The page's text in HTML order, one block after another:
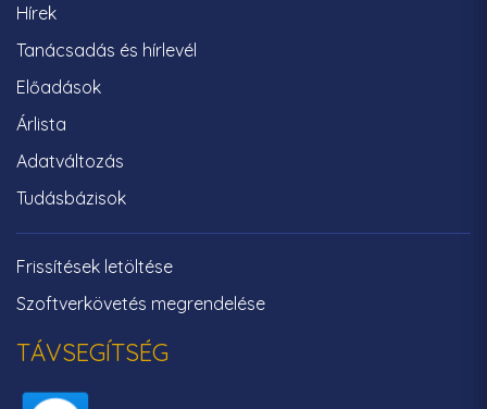
Hírek
Tanácsadás és hírlevél
Előadások
Árlista
Adatváltozás
Tudásbázisok
Frissítések letöltése
Szoftverkövetés megrendelése
TÁVSEGÍTSÉG